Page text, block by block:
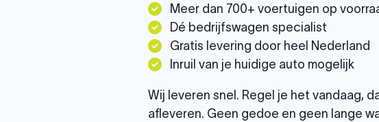
Meer dan 700+ voertuigen op
Dé bedrijfswagen specialist
Gratis levering door heel Nederland
Inruil van je huidige auto mogelijk
Wij leveren snel. Regel je het vandaag,
afleveren. Geen gedoe en geen lange